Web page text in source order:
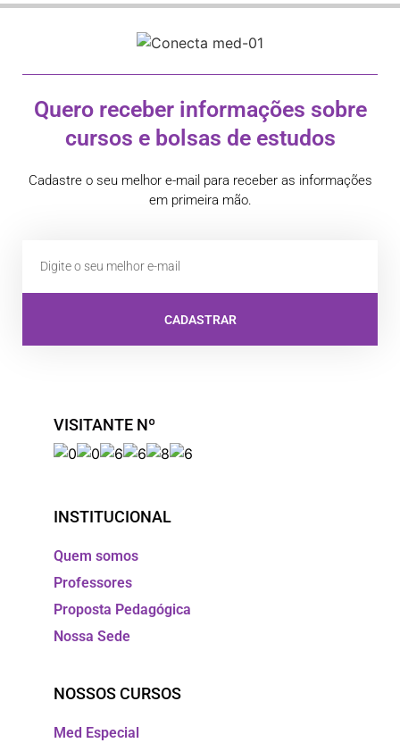
Quero receber informações sobre
cursos e bolsas de estudos
Cadastre o seu melhor e-mail para receber as informações
em primeira mão.
CADASTRAR
VISITANTE Nº
INSTITUCIONAL
Quem somos
Professores
Proposta Pedagógica
Nossa Sede
NOSSOS CURSOS
Med Especial